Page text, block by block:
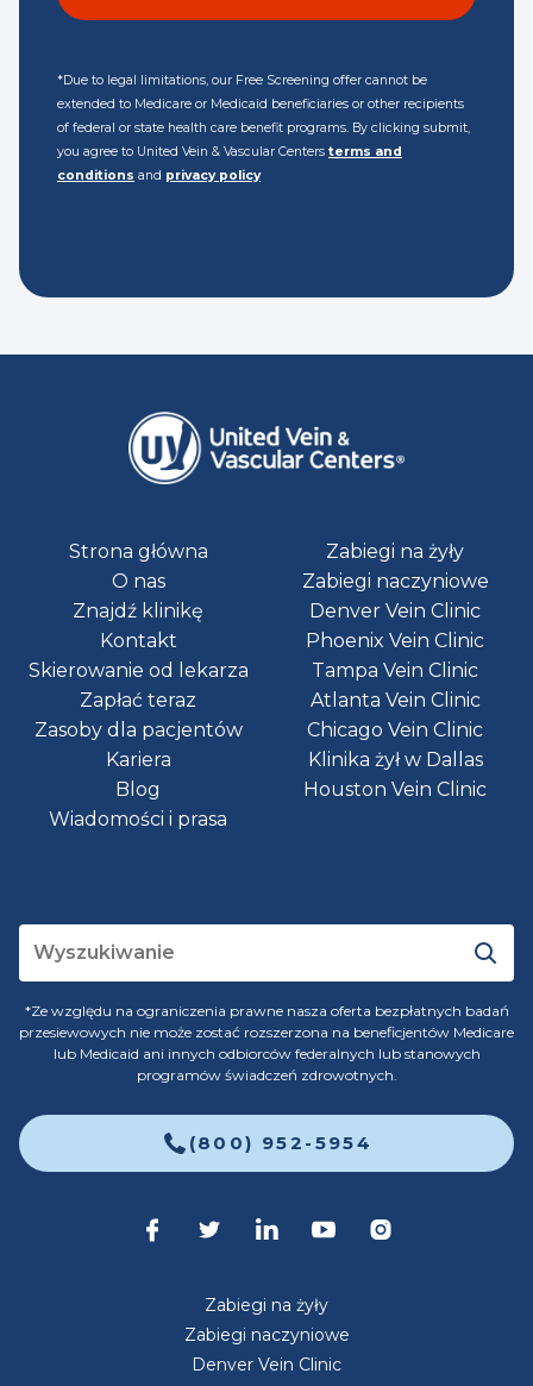
*Due to legal limitations, our Free Screening offer cannot be
extended to Medicare or Medicaid beneficiaries or other recipients
of federal or state health care benefit programs. By clicking submit,
you agree to United Vein & Vascular Centers terms and
conditions and privacy policy
Strona główna
O nas
Znajdź klinikę
Kontakt
Skierowanie od lekarza
Zapłać teraz
Zasoby dla pacjentów
Kariera
Blog
Wiadomości i prasa
Zabiegi na żyły
Zabiegi naczyniowe
Denver Vein Clinic
Phoenix Vein Clinic
Tampa Vein Clinic
Atlanta Vein Clinic
Chicago Vein Clinic
Klinika żył w Dallas
Houston Vein Clinic
*Ze względu na ograniczenia prawne nasza oferta bezpłatnych badań
przesiewowych nie może zostać rozszerzona na beneficjentów Medicare
lub Medicaid ani innych odbiorców federalnych lub stanowych
programów świadczeń zdrowotnych.
(800) 952-5954
Zabiegi na żyły
Zabiegi naczyniowe
Denver Vein Clinic